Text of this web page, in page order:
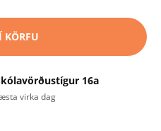
16a
virka dag